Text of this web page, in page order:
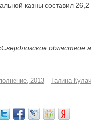
казны составил
областное
2013 Галина